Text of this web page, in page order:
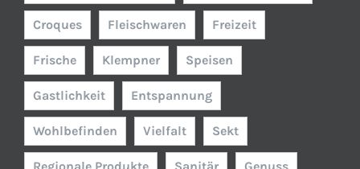
Croques Fleischwaren Freizeit
Frische Klempner Speisen
Gastlichkeit Entspannung
Wohlbefinden Vielfalt Sekt